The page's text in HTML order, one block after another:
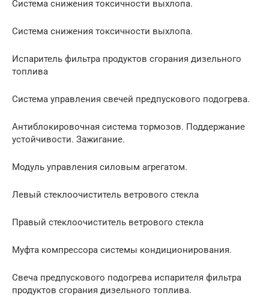
Система снижения токсичности выхлопа.
Система снижения токсичности выхлопа.
Испаритель фильтра продуктов сгорания дизельного
топлива
Система управления свечей предпускового подогрева.
Антиблокировочная система тормозов. Поддержание
устойчивости. Зажигание.
Модуль управления силовым агрегатом.
Левый стеклоочиститель ветрового стекла
Правый стеклоочиститель ветрового стекла
Муфта компрессора системы кондициониро­вания.
Свеча предпускового подогрева испарителя фильтра
продуктов сгорания дизельного топлива.